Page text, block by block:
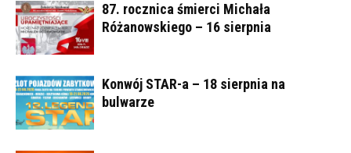
87. rocznica śmierci Michała
Różanowskiego – 16 sierpnia
Konwój STAR-a – 18 sierpnia na
bulwarze